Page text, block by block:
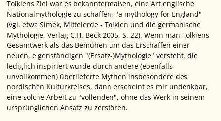
Tolkiens Ziel war es bekanntermaßen, eine Art englische
Nationalmythologie zu schaffen, "a mythology for England"
(vgl. etwa Simek, Mittelerde - Tolkien und die germanische
Mythologie, Verlag C.H. Beck 2005, S. 22). Wenn man Tolkiens
Gesamtwerk als das Bemühen um das Erschaffen einer
neuen, eigenständigen "(Ersatz-)Mythologie" versteht, die
lediglich inspiriert wurde durch andere (ebenfalls
unvollkommen) überlieferte Mythen insbesondere des
nordischen Kulturkreises, dann erscheint es mir undenkbar,
eine solche Arbeit zu "vollenden", ohne das Werk in seinem
ursprünglichen Ansatz zu zerstören.